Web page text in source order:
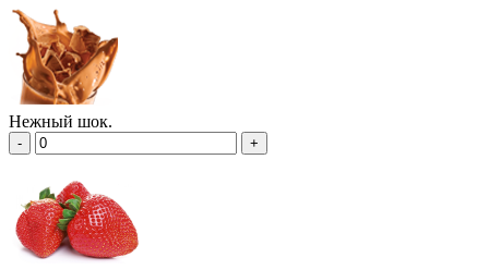
Нежный шок.
- +